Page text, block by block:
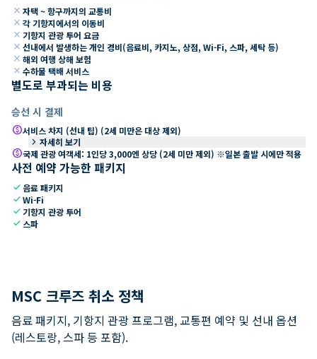
close 자택 ~ 항구까지의 교통비
close 각 기항지에서의 이동비
close 기항지 관광 투어 요금
close 선내에서 발생하는 개인 경비(음료비, 카지노, 상점, Wi-Fi, 스파, 세탁 등)
close 해외 여행 상해 보험
close 수하물 택배 서비스
별도로 부과되는 비용
승선 시 결제
paid서비스 차지 (선내 팁) (2세 미만은 대상 제외)
keyboard_arrow_right 자세히 보기
paid국제 관광 여객세: 1인당 3,000엔 상당 (2세 미만 제외) ※일본 출발 시에만 적용
사전 예약 가능한 패키지
check 음료 패키지
checkWi-Fi
check 기항지 관광 투어
check 스파
MSC 크루즈 취소 정책
음료 패키지, 기항지 관광 프로그램, 교통편 예약 및 선내 옵션
(레스토랑, 스파 등 포함).